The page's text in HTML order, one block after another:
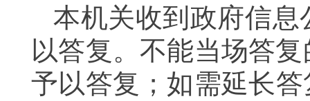
本机关收到政府信
以答复。不能当场答
予以答复；如需延长